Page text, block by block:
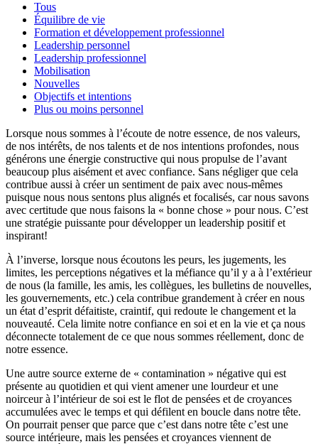
Tous
Équilibre de vie
Formation et développement professionnel
Leadership personnel
Leadership professionnel
Mobilisation
Nouvelles
Objectifs et intentions
Plus ou moins personnel
Lorsque nous sommes à l’écoute de notre essence, de nos valeurs,
de nos intérêts, de nos talents et de nos intentions profondes, nous
générons une énergie constructive qui nous propulse de l’avant
beaucoup plus aisément et avec confiance. Sans négliger que cela
contribue aussi à créer un sentiment de paix avec nous-mêmes
puisque nous nous sentons plus alignés et focalisés, car nous savons
avec certitude que nous faisons la « bonne chose » pour nous. C’est
une stratégie puissante pour développer un leadership positif et
inspirant!
À l’inverse, lorsque nous écoutons les peurs, les jugements, les
limites, les perceptions négatives et la méfiance qu’il y a à l’extérieur
de nous (la famille, les amis, les collègues, les bulletins de nouvelles,
les gouvernements, etc.) cela contribue grandement à créer en nous
un état d’esprit défaitiste, craintif, qui redoute le changement et la
nouveauté. Cela limite notre confiance en soi et en la vie et ça nous
déconnecte totalement de ce que nous sommes réellement, donc de
notre essence.
Une autre source externe de « contamination » négative qui est
présente au quotidien et qui vient amener une lourdeur et une
noirceur à l’intérieur de soi est le flot de pensées et de croyances
accumulées avec le temps et qui défilent en boucle dans notre tête.
On pourrait penser que parce que c’est dans notre tête c’est une
source intérieure, mais les pensées et croyances viennent de